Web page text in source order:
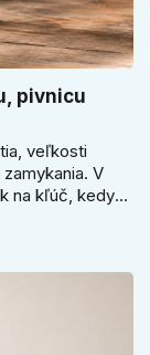
pivnicu
veľkosti
V
na kľúč, kedy
neoplatí